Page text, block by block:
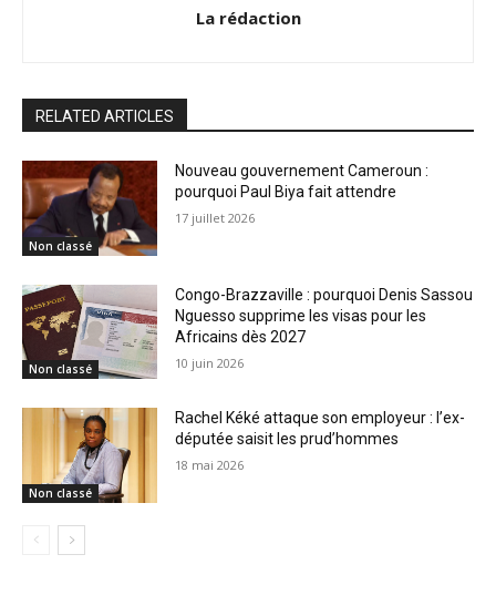
La rédaction
RELATED ARTICLES
Non classé
Nouveau gouvernement Cameroun :
pourquoi Paul Biya fait attendre
17 juillet 2026
Non classé
Congo-Brazzaville : pourquoi Denis Sassou
Nguesso supprime les visas pour les
Africains dès 2027
10 juin 2026
Non classé
Rachel Kéké attaque son employeur : l’ex-
députée saisit les prud’hommes
18 mai 2026